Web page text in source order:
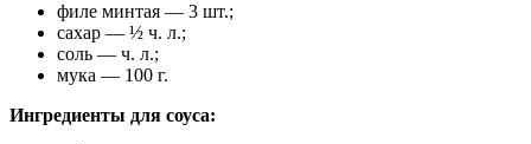
филе минтая — 3 шт.;
сахар — ½ ч. л.;
соль — ч. л.;
мука — 100 г.
Ингредиенты для соуса: